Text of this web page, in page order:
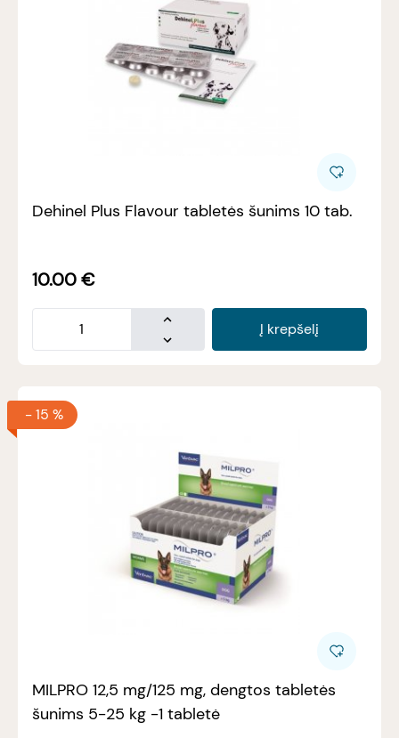
Dehinel Plus Flavour tabletės šunims 10 tab.
10.00€
Į krepšelį
-15 %
MILPRO 12,5 mg/125 mg, dengtos tabletės
šunims 5-25 kg -1 tabletė